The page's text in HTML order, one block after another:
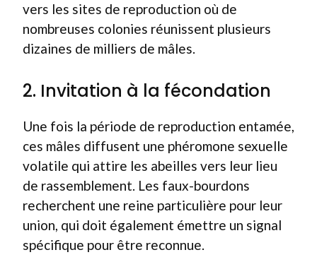
vers les sites de reproduction où de
nombreuses colonies réunissent plusieurs
dizaines de milliers de mâles.
2. Invitation à la fécondation
Une fois la période de reproduction entamée,
ces mâles diffusent une phéromone sexuelle
volatile qui attire les abeilles vers leur lieu
de rassemblement. Les faux-bourdons
recherchent une reine particulière pour leur
union, qui doit également émettre un signal
spécifique pour être reconnue.